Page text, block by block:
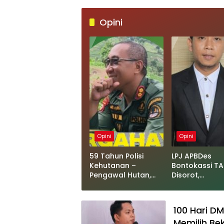
Opini
Opini
59 Tahun Polisi
Kehutanan –
Pengawal Hutan,
Opini
LPJ APBDes
Bontokassi
Disorot,
Sesuai
100 Hari